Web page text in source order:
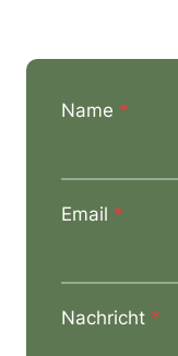
Name *
Email *
Nachricht *